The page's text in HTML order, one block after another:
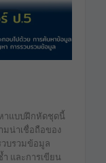
าแบบฝึกหัดชุดนี้
มน่าเชื่อถือของ
บรวมข้อมูล
และการเขียน